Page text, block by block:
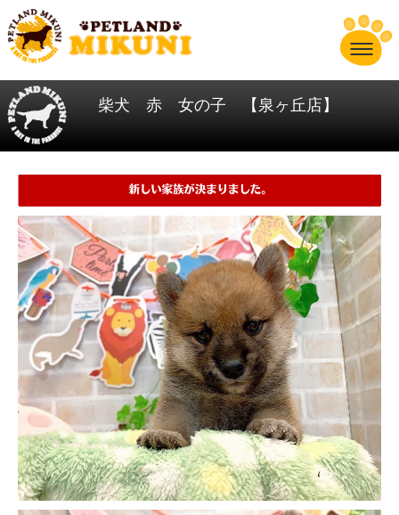
柴犬 赤 女の子 【泉ヶ丘店】